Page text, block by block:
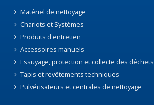
Matériel de nettoyage
Chariots et Systèmes
Produits d'entretien
Accessoires manuels
Essuyage, protection et collecte des déchets
Tapis et revêtements techniques
Pulvérisateurs et centrales de nettoyage